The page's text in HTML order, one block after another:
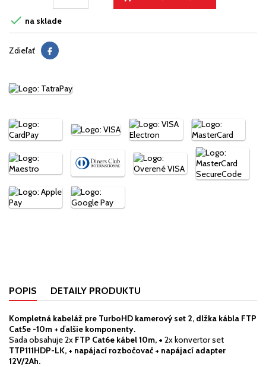
 na sklade
Zdieľať
POPIS DETAILY PRODUKTU
Kompletná kabeláž pre TurboHD kamerový set 2, dlžka kábla FTP
Cat5e -10m + ďalšie komponenty.
Sada obsahuje 2x FTP Cat6e kábel 10m, + 2x konvertor set
TTP111HDP-LK, + napájací rozbočovač + napájací adapter
12V/2Ah.